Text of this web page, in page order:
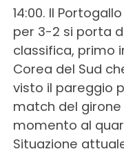
14:00. Il
per 3-2 si porta
classifica, primo
Corea del Sud
visto il pareggio
match del girone
momento al
Situazione